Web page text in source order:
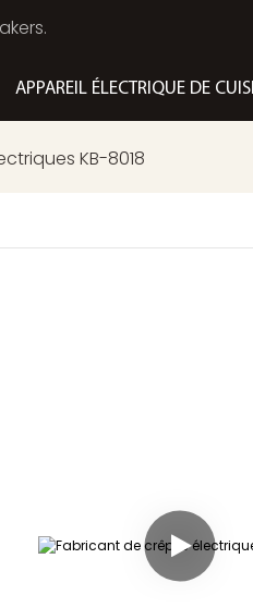
APPAREIL ÉLECTRIQUE DE
KB-8018